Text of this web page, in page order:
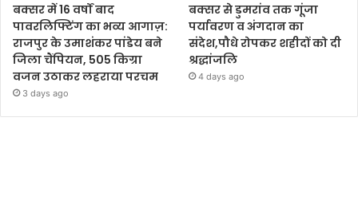
बक्सर में 16 वर्षों बाद
पावरलिफ्टिंग का भव्य आगाज़:
राजपुर के उमाशंकर पांडेय बने
जिला चैंपियन, 505 किग्रा
वजन उठाकर लहराया परचम
3 days ago
बक्सर से डुमरांव तक गूंजा
पर्यावरण व अंगदान का
संदेश,पौधे रोपकर शहीदों को दी
श्रद्धांजलि
4 days ago